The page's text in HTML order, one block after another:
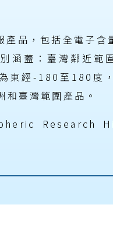
產品，包括全電子含
涵蓋：臺灣鄰近範
東經-180至180度
臺灣範圍產品。
Research